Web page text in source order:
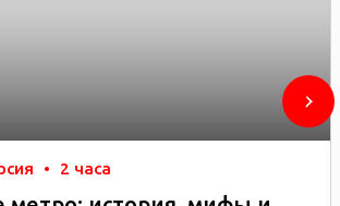
• 2 часа